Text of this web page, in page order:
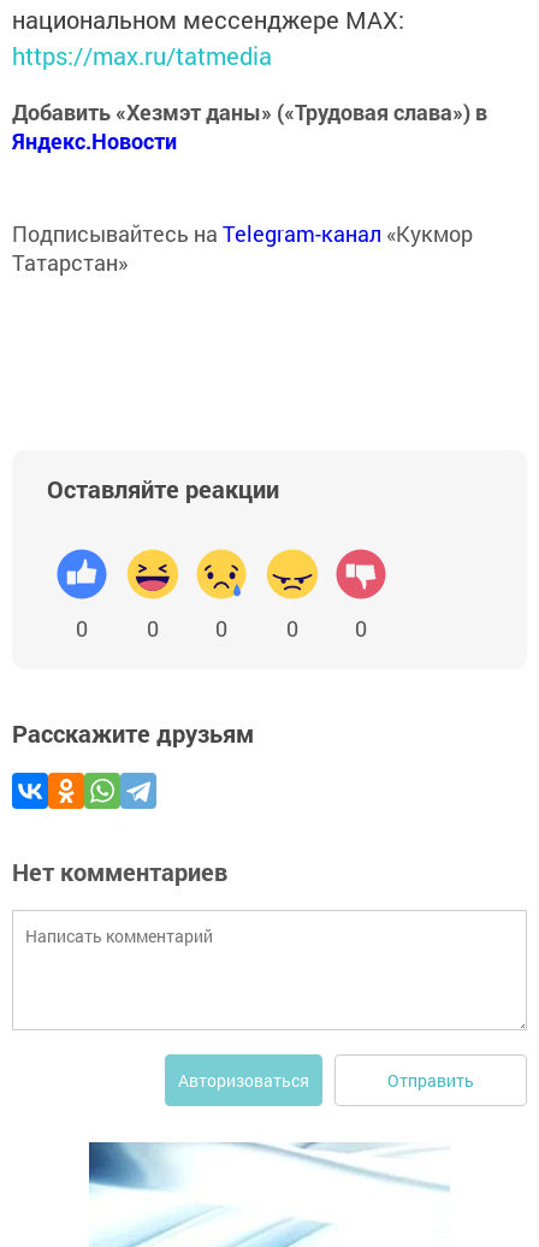
национальном мессенджере MАХ:
https://max.ru/tatmedia
Добавить «Хезмэт даны» («Трудовая слава») в
Яндекс.Новости
Подписывайтесь на Telegram-канал «Кукмор
Татарстан»
Оставляйте реакции
0 0 0 0 0
Расскажите друзьям
Нет комментариев
Авторизоваться Отправить